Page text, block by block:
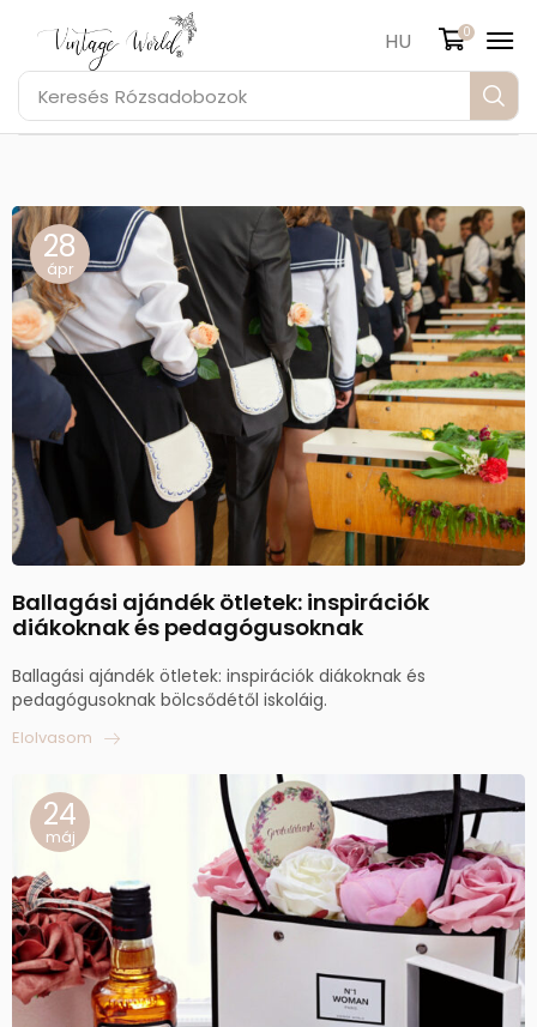
Keresés Rózsadobozok
HU 0
28
ápr
Ballagási ajándék ötletek: inspirációk
diákoknak és pedagógusoknak
Ballagási ajándék ötletek: inspirációk diákoknak és
pedagógusoknak bölcsődétől iskoláig.
Elolvasom
24
máj